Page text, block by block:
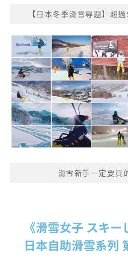
【日本冬季滑雪專題】超
滑雪新手一定要買